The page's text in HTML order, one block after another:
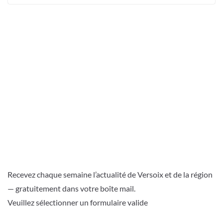
Recevez chaque semaine l’actualité de Versoix et de la région
— gratuitement dans votre boîte mail.
Veuillez sélectionner un formulaire valide